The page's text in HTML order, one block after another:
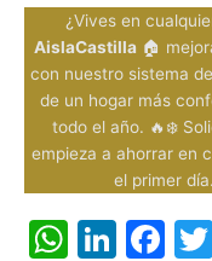
¿Vives en
AislaCastilla🏠
con nuestro sistema
de un hogar más
todo el año. 🔥❄️
empieza a ahorrar en
el primer
W Li F